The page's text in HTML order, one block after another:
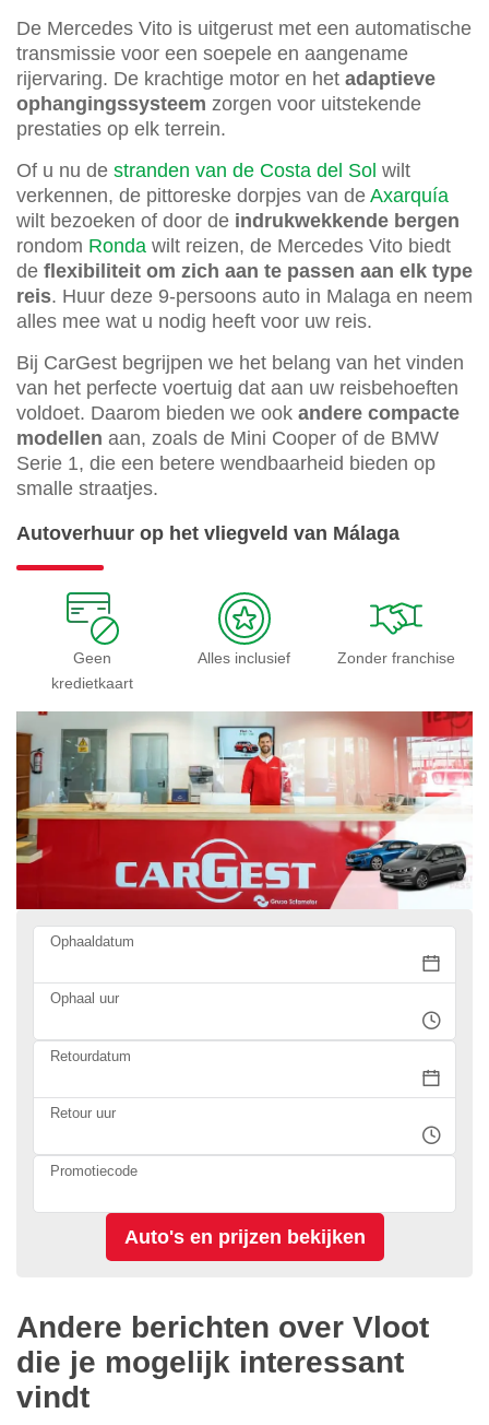
De Mercedes Vito is uitgerust met een automatische
transmissie voor een soepele en aangename
rijervaring. De krachtige motor en het adaptieve
ophangingssysteem zorgen voor uitstekende
prestaties op elk terrein.
Of u nu de stranden van de Costa del Sol wilt
verkennen, de pittoreske dorpjes van de Axarquía
wilt bezoeken of door de indrukwekkende bergen
rondom Ronda wilt reizen, de Mercedes Vito biedt
de flexibiliteit om zich aan te passen aan elk type
reis. Huur deze 9-persoons auto in Malaga en neem
alles mee wat u nodig heeft voor uw reis.
Bij CarGest begrijpen we het belang van het vinden
van het perfecte voertuig dat aan uw reisbehoeften
voldoet. Daarom bieden we ook andere compacte
modellen aan, zoals de Mini Cooper of de BMW
Serie 1, die een betere wendbaarheid bieden op
smalle straatjes.
Autoverhuur op het vliegveld van Málaga
Geen
kredietkaart
Alles inclusief Zonder franchise
Ophaaldatum
Ophaal uur
Retourdatum
Retour uur
Promotiecode
Andere berichten over Vloot
die je mogelijk interessant
vindt